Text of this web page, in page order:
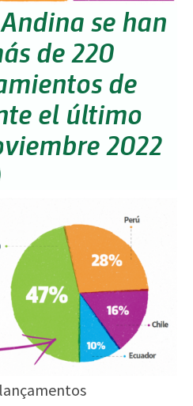
se han
de 220
de
el último
2022